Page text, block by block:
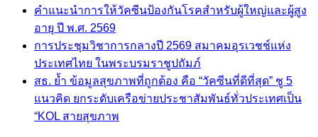
คำแนะนำการให้วัคซีนป้องกันโรคสำหรับผู้ใหญ่และผู้สูง
อายุ ปี พ.ศ. 2569
การประชุมวิชาการกลางปี 2569 สมาคมอุรเวชช์แห่ง
ประเทศไทย ในพระบรมราชูปถัมภ์
สธ. ย้ำ ข้อมูลสุขภาพที่ถูกต้อง คือ “วัคซีนที่ดีที่สุด” ชู 5
แนวคิด ยกระดับเครือข่ายประชาสัมพันธ์ทั่วประเทศเป็น
“KOL สายสุขภาพ